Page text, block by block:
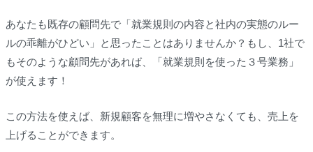
あなたも既存の顧問先で「就業規則の内容と社内の実態のルー
ルの乖離がひどい」と思ったことはありませんか？もし、1社で
もそのような顧問先があれば、「就業規則を使った３号業務」
が使えます！
この方法を使えば、新規顧客を無理に増やさなくても、売上を
上げることができます。